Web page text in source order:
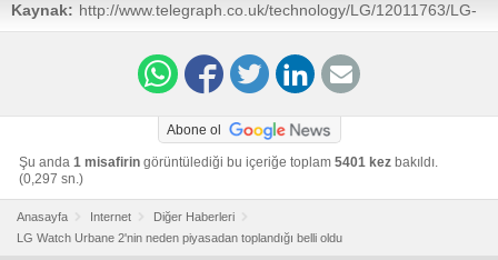
Kaynak: http://www.telegraph.co.uk/technology/LG/12011763/LG-
says-faulty-screen-component-behind-smartwatch-
Abone ol
Şu anda 1 misafirin görüntülediği bu içeriğe toplam 5401 kez bakıldı.
(0,297 sn.)
Anasayfa Internet
Diğer Haberleri
LG Watch Urbane 2'nin neden piyasadan toplandığı belli oldu